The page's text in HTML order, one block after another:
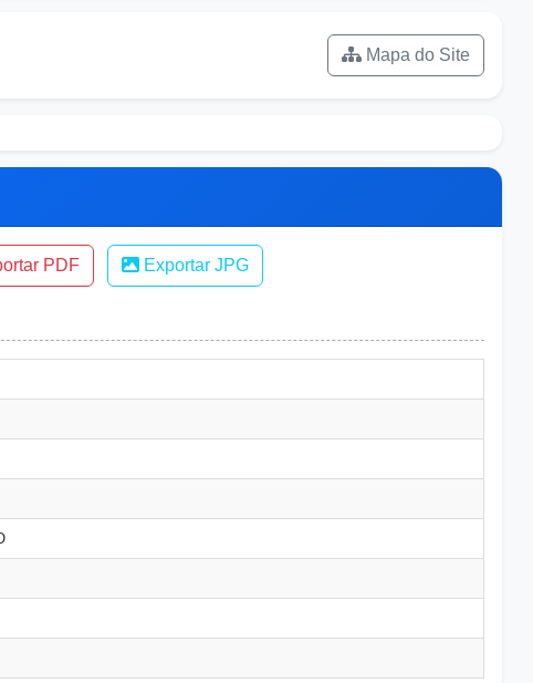
Mapa do Site
PDF Exportar JPG